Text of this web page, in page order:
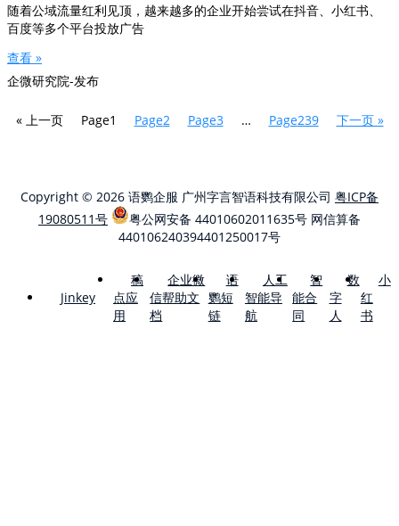
随着公域流量红利见顶，越来越多的企业开始尝试在抖音、小红书、
百度等多个平台投放广告
查看 »
企微研究院-发布
« 上一页 Page1 Page2 Page3 … Page239 下一页 »
Copyright © 2026 语鹦企服 广州字言智语科技有限公司 粤ICP备
19080511号
粤公网安备 44010602011635号 网信算备
440106240394401250017号
Jinkey
稿
点应
用
企业微
信帮助文
档
语
鹦短
链
人工
智能导
航
智
能合
同
数
字
人
小
红
书